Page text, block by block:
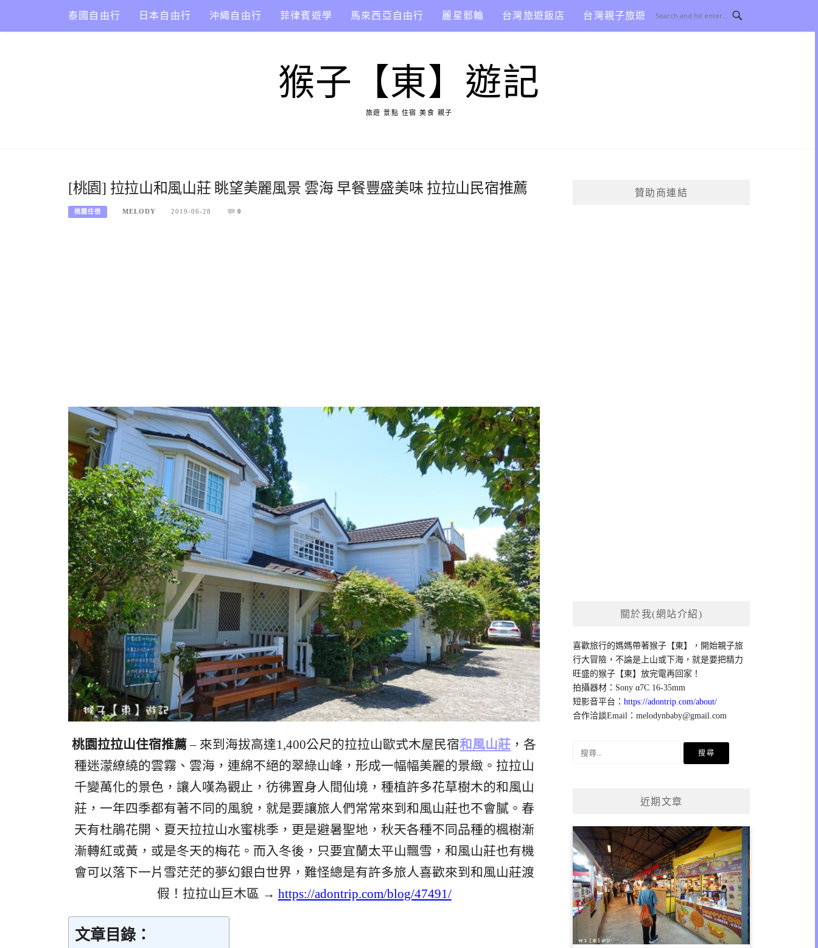
content
泰國自由行 日本自由行 沖繩自由行 菲律賓遊學 馬來西亞自由行 麗星郵輪 台灣旅遊飯店 台灣親子旅遊
猴子【東】遊記
旅遊 景點 住宿 美食 親子
[桃園] 拉拉山和風山莊 眺望美麗風景 雲海 早餐豐盛美味 拉拉山民宿推薦
桃園住宿 MELODY 2019-06-28 0
桃園拉拉山住宿推薦– 來到海拔高達1,400公尺的拉拉山歐式木屋民宿和風山莊 ，各
種迷濛繚繞的雲霧、雲海，連綿不絕的翠綠山峰，形成一幅幅美麗的景緻。拉拉山
千變萬化的景色，讓人嘆為觀止，彷彿置身人間仙境，種植許多花草樹木的和風山
莊，一年四季都有著不同的風貌，就是要讓旅人們常常來到和風山莊也不會膩。春
天有杜鵑花開、夏天拉拉山水蜜桃季，更是避暑聖地，秋天各種不同品種的楓樹漸
漸轉紅或黃，或是冬天的梅花。而入冬後，只要宜蘭太平山飄雪，和風山莊也有機
會可以落下一片雪茫茫的夢幻銀白世界，難怪總是有許多旅人喜歡來到和風山莊渡
假！拉拉山巨木區 → https://adontrip.com/blog/47491/
文章目錄：
贊助商連結
關於我(網站介紹)
喜歡旅行的媽媽帶著猴子【東】，開始親子旅
行大冒險，不論是上山或下海，就是要把精力
旺盛的猴子【東】放完電再回家！
拍攝器材：Sony α7C 16-35mm
短影音平台：https://adontrip.com/about/
合作洽談Email：melodynbaby@gmail.com
近期文章